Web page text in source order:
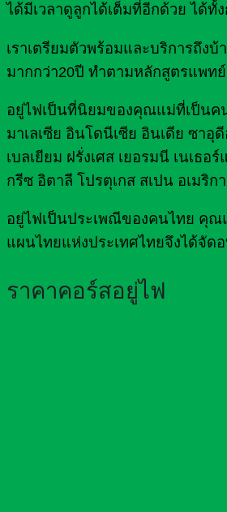
ได้มีเวลาดูลูกได้เต็มที่อีกด้วย ได้
เราเตรียมตัวพร้อมและบริการถึ
มากกว่า20ปี ทำตามหลักสูตรแพท
อยู่ไฟเป็นที่นิยมของคุณแม่ที่เป็นค
มาเลเซีย อินโดนีเซีย อินเดีย ซา
เบลเยียม ฝรั่งเศส เยอรมนี เนเธ
กรีซ อิตาลี โปรตุเกส สเปน อเมริก
อยู่ไฟเป็นประเพณีของคนไทย คุ
แผนไทยแห่งประเทศไทยจึงได้จัด
ราคาคอร์สอยู่ไฟ